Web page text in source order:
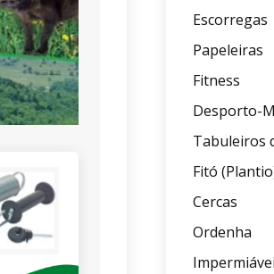
Escorregas
Papeleiras
Fitness
Desporto-
Tabuleiros
Fitó
Cercas
Ordenha